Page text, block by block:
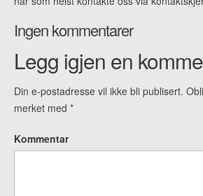
Ingen kommentarer
Legg igjen en
Din e-postadresse vil ikke bli publisert.
merket med *
Kommentar